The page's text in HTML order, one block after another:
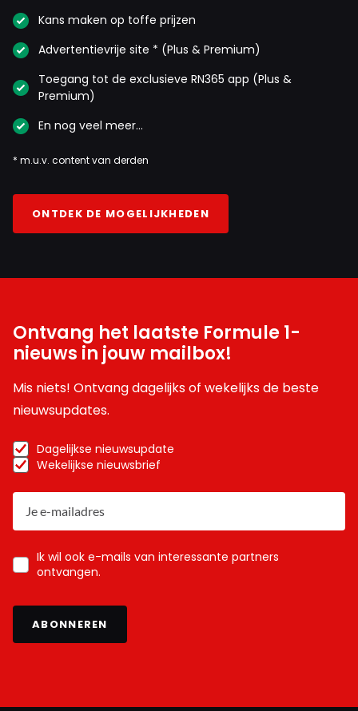
Kans maken op toffe prijzen
Advertentievrije site * (Plus & Premium)
Toegang tot de exclusieve RN365 app (Plus &
Premium)
En nog veel meer…
* m.u.v. content van derden
ONTDEK DE MOGELIJKHEDEN
Ontvang het laatste Formule 1-
nieuws in jouw mailbox!
Mis niets! Ontvang dagelijks of wekelijks de beste
nieuwsupdates.
Dagelijkse nieuwsupdate
Wekelijkse nieuwsbrief
Ik wil ook e-mails van interessante partners
ontvangen.
ABONNEREN